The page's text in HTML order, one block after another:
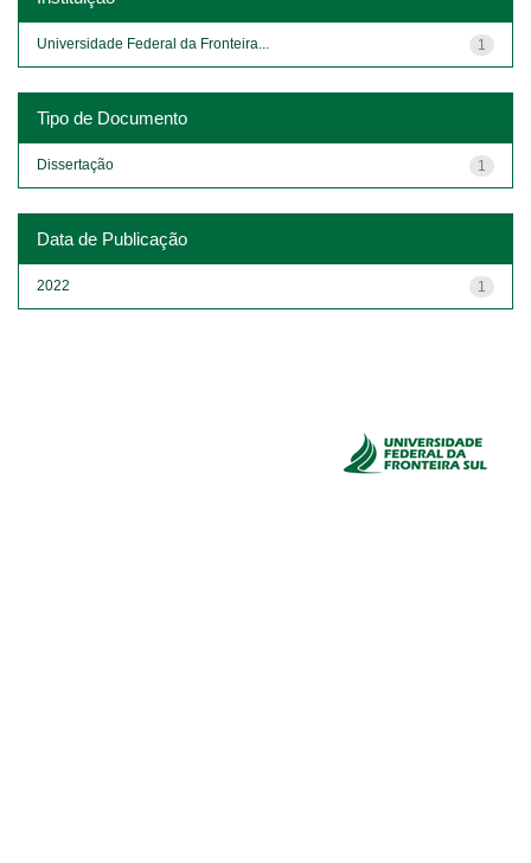
1
Universidade Federal da Fronteira...
Tipo de Documento
1
Dissertação
Data de Publicação
1
2022